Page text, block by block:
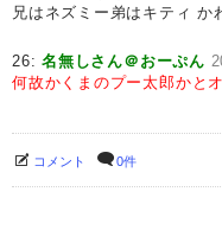
兄はネズミー弟はキティ か
26:名無しさん＠おーぷん
何故かくまのプー太郎かと
コメント 0件